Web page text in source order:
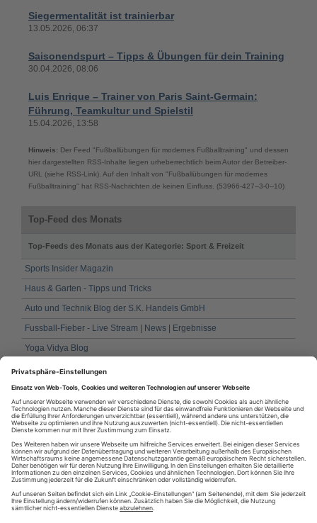
Siegermentalität ist trainierbar
13.05.2026, 06:37
Saisonendspurt – Tipps & Übungen für dein Training
30.04.2026, 08:06
Luis Enrique – Trainer von Paris Saint-Germain:
Führung, Teamkultur und Spielstil
15.04.2026, 13:58
Hinweis: Der Feed "Fußballübungen für modernes Fußballtraining" und dessen
hier dargestellten RSS-Inhalte liegen urheberrechtlich beim Autor der Betreiber-
URL (siehe RSS-Link). Auf den Inhalt von "Fußballübungen für modernes
Fußballtraining" hat RSS-Nachrichten.de keinen Einfluss. (53966-427--3-0--10)
Top-Feed des Monats
Top-Feeds des Monats aus der Kategorie: Sport & Freizeit
Sports Insider Magazin
Haus & Garten - Tipps und Tricks
Auto und Technik Blog der S.K. Handels GmbH
Fussball-Fieber - Live Stream | News | Ergebnisse
Yoga Vidya Blog
Fußballübungen für modernes Fußballtraining
Yoga Blog - Yoga, Ayurveda und Meditation
Fashion Insider Magazin
Aegyptischer Tanz und Tanztherapie
Acrylmalerei